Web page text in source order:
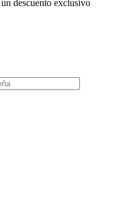
descuento exclusivo